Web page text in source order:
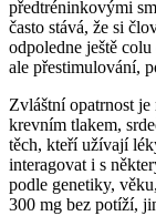
předtréninkovými
často stává, že si
odpoledne ještě
ale přestimulování,
Zvláštní opatrnost
krevním tlakem,
těch, kteří užívají
interagovat i s
podle genetiky,
300 mg bez potíží,